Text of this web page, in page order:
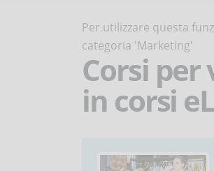
Per utilizzare questa
categoria 'Marketing'
Corsi
in corsi